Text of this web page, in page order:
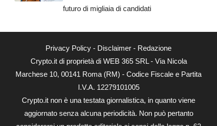
futuro di migliaia di candidati
Privacy Policy - Disclaimer - Redazione
Crypto.it di proprietà di WEB 365 SRL - Via Nicola
Marchese 10, 00141 Roma (RM) - Codice Fiscale e Partita
I.V.A. 12279101005
Crypto.it non è una testata giornalistica, in quanto viene
aggiornato senza alcuna periodicità. Non può pertanto